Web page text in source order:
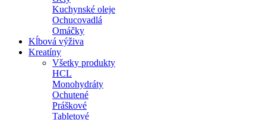
Kuchynské oleje
Ochucovadlá
Omáčky
Kĺbová výživa
Kreatíny
Všetky produkty
HCL
Monohydráty
Ochutené
Práškové
Tabletové